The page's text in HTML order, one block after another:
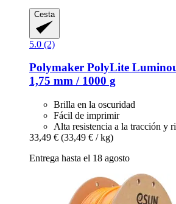
Cesta
5.0 (2)
Polymaker PolyLite
1,75 mm / 1000 g
Brilla en la oscuridad
Fácil de imprimir
Alta resistencia a la tracción y
33,49 € (33,49 € / kg)
Entrega hasta el 18 agosto